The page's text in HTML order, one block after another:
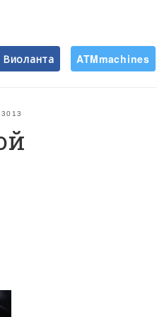
Виоланта ATMmachines
3013